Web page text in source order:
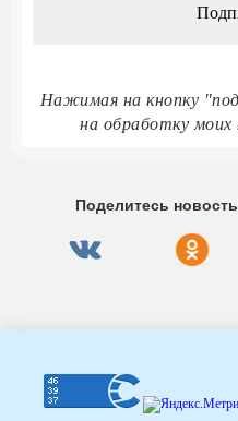
Нажимая на кнопку
на обработку моих
Поделитесь